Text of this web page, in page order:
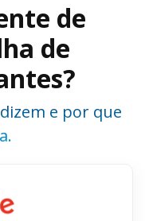
de
de
e por que